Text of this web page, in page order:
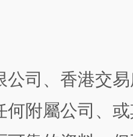
公司、香港交
何附屬公司、